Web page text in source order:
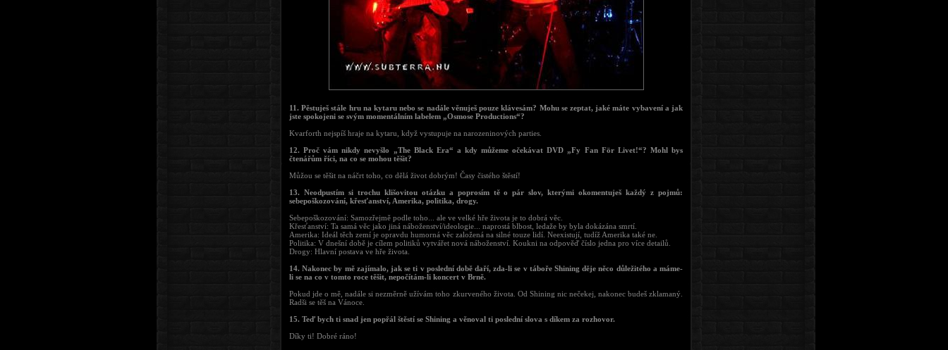
11. Pěstuješ stále hru na kytaru nebo se nadále věnuješ pouze klávesám? Mohu se zeptat, jaké máte vybavení a jak
jste spokojeni se svým momentálním labelem „Osmose Productions“?
Kvarforth nejspíš hraje na kytaru, když vystupuje na narozeninových parties.
12. Proč vám nikdy nevyšlo „The Black Era“ a kdy můžeme očekávat DVD „Fy Fan För Livet!“? Mohl bys
čtenářům říci, na co se mohou těšit?
Můžou se těšit na náčrt toho, co dělá život dobrým! Časy čistého štěstí!
13. Neodpustím si trochu klišovitou otázku a poprosím tě o pár slov, kterými okomentuješ každý z pojmů:
sebepoškozování, křesťanství, Amerika, politika, drogy.
Sebepoškozování: Samozřejmě podle toho... ale ve velké hře života je to dobrá věc.
Křesťanství: Ta samá věc jako jiná náboženství/ideologie... naprostá blbost, ledaže by byla dokázána smrtí.
Amerika: Ideál těch zemí je opravdu humorná věc založená na silné touze lidí. Neexistují, tudíž Amerika také ne.
Politika: V dnešní době je cílem politiků vytvářet nová náboženství. Koukni na odpověď číslo jedna pro více detailů.
Drogy: Hlavní postava ve hře života.
14. Nakonec by mě zajímalo, jak se ti v poslední době daří, zda-li se v táboře Shining děje něco důležitého a máme-
li se na co v tomto roce těšit, nepočítám-li koncert v Brně.
Pokud jde o mě, nadále si nezměrně užívám toho zkurveného života. Od Shining nic nečekej, nakonec budeš zklamaný.
Radši se těš na Vánoce.
15. Teď bych ti snad jen popřál štěstí se Shining a věnoval ti poslední slova s díkem za rozhovor.
Díky ti! Dobré ráno!